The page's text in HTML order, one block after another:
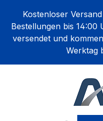
springen
Kostenloser
Bestellungen bis 14:00
versendet und
Werktag